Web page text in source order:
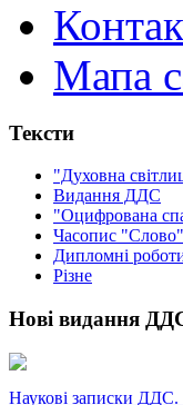
Мапа
Тексти
"Духовна
Видання ДДС
"Оцифрована
Часопис "Слово"
Дипломні
Різне
Нові видання
Наукові записки ДДС.